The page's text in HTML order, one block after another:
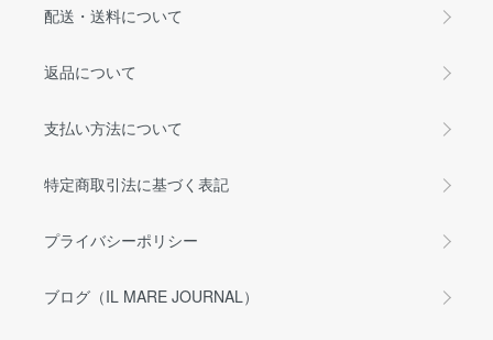
配送・送料について
返品について
支払い方法について
特定商取引法に基づく表記
プライバシーポリシー
ブログ（IL MARE JOURNAL）